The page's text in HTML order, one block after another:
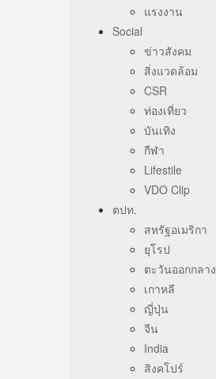
แรงงาน
Social
ข่าวสังคม
สิ่งแวดล้อม
CSR
ท่องเที่ยว
บันเทิง
กีฬา
Lifestile
VDO Clip
ตปท.
สหรัฐอเมริกา
ยุโรป
ตะวันออกกลาง
เกาหลี
ญี่ปุ่น
จีน
India
สิงคโปร์